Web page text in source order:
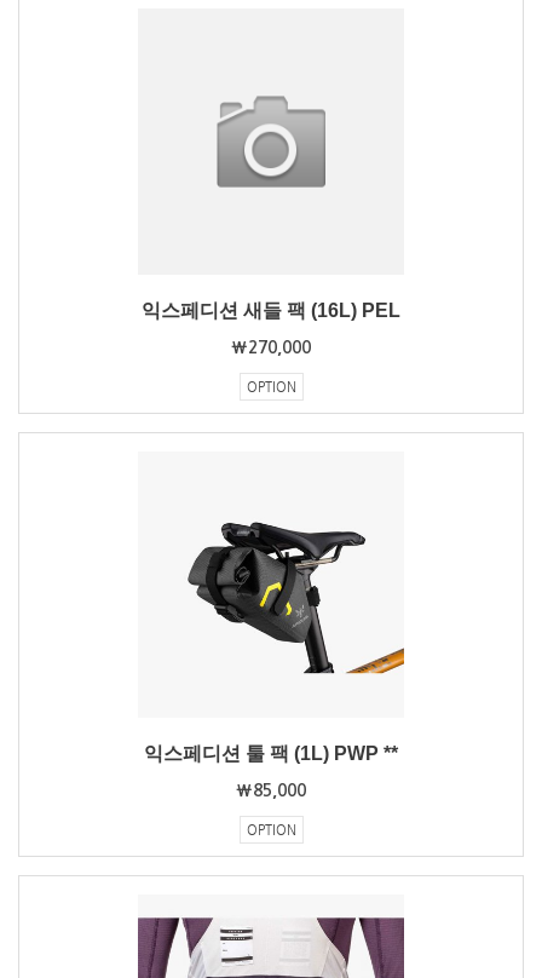
익스페디션 새들 팩 (16L) PEL
₩270,000
OPTION
익스페디션 툴 팩 (1L) PWP **
₩85,000
OPTION